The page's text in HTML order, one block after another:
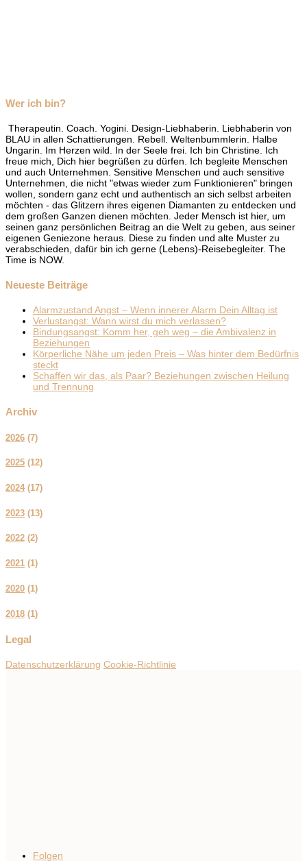
Wer ich bin?
Therapeutin. Coach. Yogini. Design-Liebhaberin. Liebhaberin von
BLAU in allen Schattierungen. Rebell. Weltenbummlerin. Halbe
Ungarin. Im Herzen wild. In der Seele frei. Ich bin Christine. Ich
freue mich, Dich hier begrüßen zu dürfen. Ich begleite Menschen
und auch Unternehmen. Sensitive Menschen und auch sensitive
Unternehmen, die nicht "etwas wieder zum Funktionieren" bringen
wollen, sondern ganz echt und authentisch an sich selbst arbeiten
möchten - das Glitzern ihres eigenen Diamanten zu entdecken und
dem großen Ganzen dienen möchten. Jeder Mensch ist hier, um
seinen ganz persönlichen Beitrag an die Welt zu geben, aus seiner
eigenen Geniezone heraus. Diese zu finden und alte Muster zu
verabschieden, dafür bin ich gerne (Lebens)-Reisebegleiter. The
Time is NOW.
Neueste Beiträge
Alarmzustand Angst – Wenn innerer Alarm Dein Alltag ist
Verlustangst: Wann wirst du mich verlassen?
Bindungsangst: Komm her, geh weg – die Ambivalenz in
Beziehungen
Körperliche Nähe um jeden Preis – Was hinter dem Bedürfnis
steckt
Schaffen wir das, als Paar? Beziehungen zwischen Heilung
und Trennung
Archiv
2026 (7)
2025 (12)
2024 (17)
2023 (13)
2022 (2)
2021 (1)
2020 (1)
2018 (1)
Legal
Datenschutzerklärung Cookie-Richtlinie
Folgen